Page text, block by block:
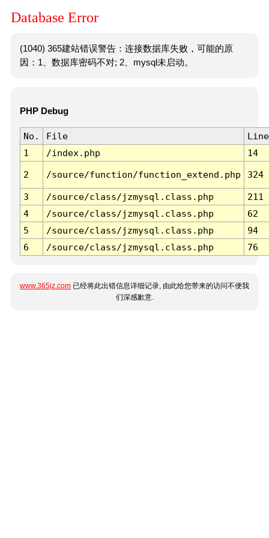
Database Error
(1040) 365建站错误警告：连接数据库失败，可能的原
因：1、数据库密码不对; 2、mysql未启动。
PHP Debug
No. File
Line
1
/index.php 14
2 /source/function/function_extend.php 324
3 /source/class/jzmysql.class.php
211
4
/source/class/jzmysql.class.php
62
5
/source/class/jzmysql.class.php
94
6
/source/class/jzmysql.class.php 76
www.365jz.com 已经将此出错信息详细记录, 由此给您带来的访问不便我
们深感歉意.